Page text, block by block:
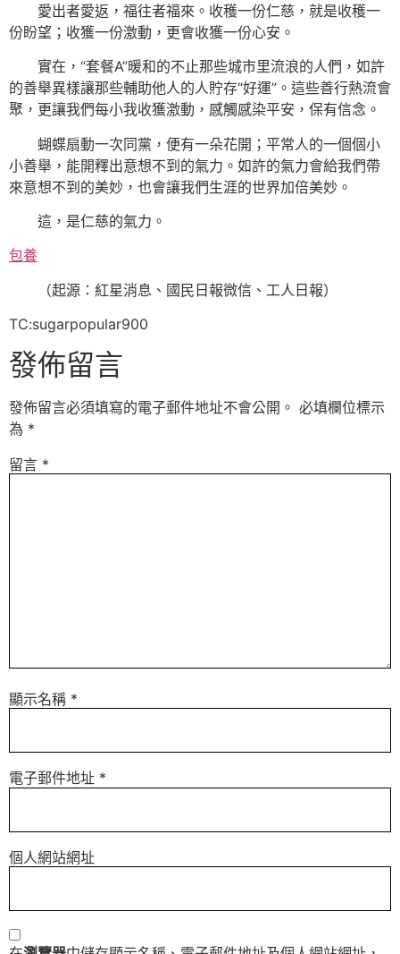
愛出者愛返，福往者福來。收穫一份仁慈，就是收穫一
份盼望；收獲一份激動，更會收獲一份心安。
實在，“套餐A”暖和的不止那些城市里流浪的人們，如許
的善舉異樣讓那些輔助他人的人貯存“好運”。這些善行熱流會
聚，更讓我們每小我收獲激動，感觸感染平安，保有信念。
蝴蝶扇動一次同黨，便有一朵花開；平常人的一個個小
小善舉，能開釋出意想不到的氣力。如許的氣力會給我們帶
來意想不到的美妙，也會讓我們生涯的世界加倍美妙。
這，是仁慈的氣力。
包養
（起源：紅星消息、國民日報微信、工人日報）
TC:sugarpopular900
發佈留言
發佈留言必須填寫的電子郵件地址不會公開。 必填欄位標示
為 *
留言 *
顯示名稱 *
電子郵件地址 *
個人網站網址